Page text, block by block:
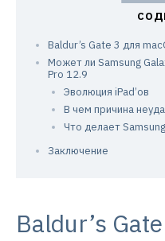
Baldur’s Gate 3 для
Может ли Samsung
Pro 12.9
Эволюция iPad’ов
В чем причина
Что делает Samsung
Заключение
Baldur’s